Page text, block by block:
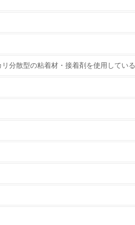
使用量削減の取り組みを行っている
画を立てている
分散型の粘着材・接着剤を使用している